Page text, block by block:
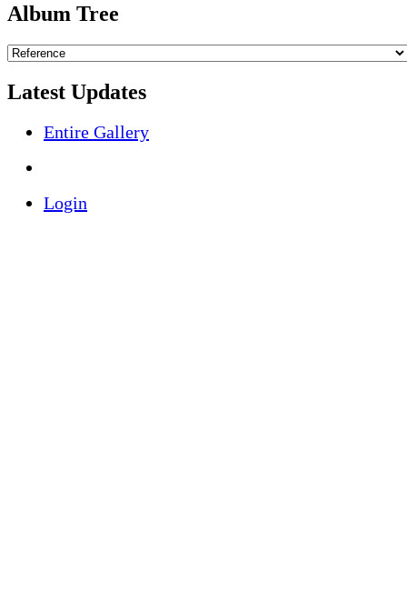
Album Tree
Latest Updates
Entire Gallery
Login